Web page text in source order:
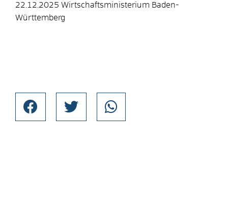
22.12.2025 Wirtschaftsministerium Baden-
Württemberg